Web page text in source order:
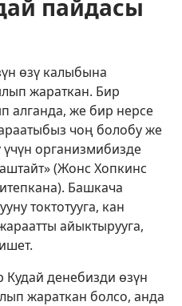
пайдасы
өзү калыбына
жараткан. Бир
алганда, же бир нерсе
чоң болобу же
организмибизде
(Жонс Хопкинс
Башкача
токтотууга, кан
айыктырууга,
Кудай денебизди өзүн
жараткан болсо, анда